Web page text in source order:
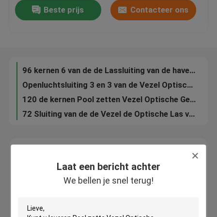
Laat een bericht achter
We bellen je snel terug!
Fiber Optic Splice Sluiting
Koepel Fiber Optic Splice Sluiting
de bijlage van de vezellas
Fiber Optic splice vak
Beste prijs Contacteer ons
heatshrink het Dienblad van de Vezellas
96 kernen 6 van de de Lassluiting van de havensvezel Optisch van het het Stofbewijs Koepeltype
Openluchtsluiting 3 en 3 van de Vezel Optische Las overkoepelt binnen uit Heatshrinkable type
120 de kernen Pool zetten Vezel Optische Gezamenlijke Sluiting 5 havens op voor FTTH
72 Sluiting van de de Vezel de Optische Las van de kernenftth Koepel met 7 kabelhavens, ABS pp IP68
We bellen je snel terug!